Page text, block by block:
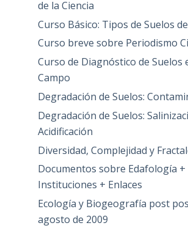
de la Ciencia
Curso Básico: Tipos de Suelos
Curso breve sobre Periodismo
Curso de Diagnóstico de Suelos
Campo
Degradación de Suelos:
Degradación de Suelos:
Acidificación
Diversidad, Complejidad y
Documentos sobre Edafología +
Instituciones + Enlaces
Ecología y Biogeografía post
agosto de 2009